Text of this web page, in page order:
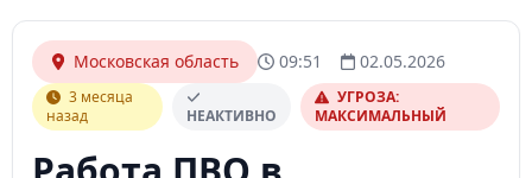
Московская область 09:51 02.05.2026
3 месяца
назад
НЕАКТИВНО
УГРОЗА:
МАКСИМАЛЬНЫЙ